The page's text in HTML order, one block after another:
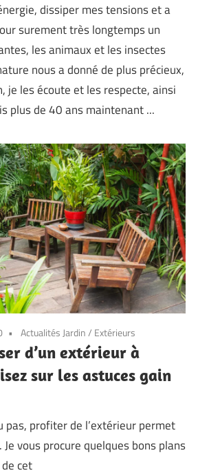
dissiper mes tensions et a
surement très longtemps un
les animaux et les insectes
nous a donné de plus précieux,
je les écoute et les respecte, ainsi
plus de 40 ans maintenant ...
Actualités Jardin/ Extérieurs
d’un extérieur à
sur les astuces gain
pas, profiter de l’extérieur permet
vous procure quelques bons plans
cet